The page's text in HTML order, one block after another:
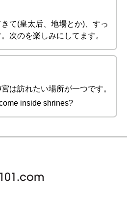
て(皇太后、地場とか)、すっ
次のを楽しみにしてます。
は訪れたい場所が一つです。
inside shrines?